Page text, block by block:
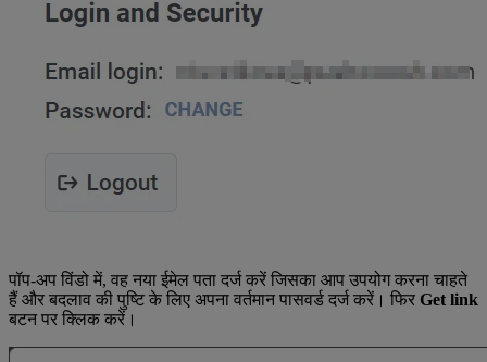
पॉप-अप विंडो में, वह नया ईमेल पता दर्ज करें जिसका आप उपयोग करना चाहते
हैं और बदलाव की पुष्टि के लिए अपना वर्तमान पासवर्ड दर्ज करें। फिर Get link
बटन पर क्लिक करें।